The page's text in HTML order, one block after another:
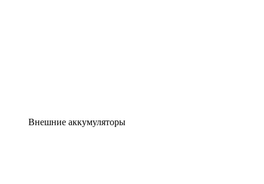
Внешние аккумуляторы